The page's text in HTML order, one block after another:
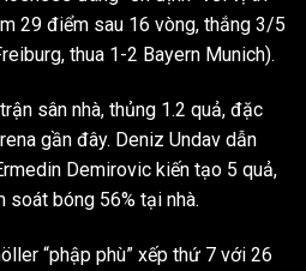
29 điểm sau 16 vòng, thắng 3/5
thua 1-2 Bayern Munich).
sân nhà, thủng 1.2 quả, đặc
gần đây. Deniz Undav dẫn
Demirovic kiến tạo 5 quả,
bóng 56% tại nhà.
“phập phù” xếp thứ 7 với 26